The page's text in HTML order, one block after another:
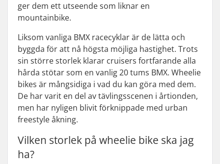
ger dem ett utseende som liknar en
mountainbike.
Liksom vanliga BMX racecyklar är de lätta och
byggda för att nå högsta möjliga hastighet. Trots
sin större storlek klarar cruisers fortfarande alla
hårda stötar som en vanlig 20 tums BMX. Wheelie
bikes är mångsidiga i vad du kan göra med dem.
De har varit en del av tävlingsscenen i årtionden,
men har nyligen blivit förknippade med urban
freestyle åkning.
Vilken storlek på wheelie bike ska jag
ha?